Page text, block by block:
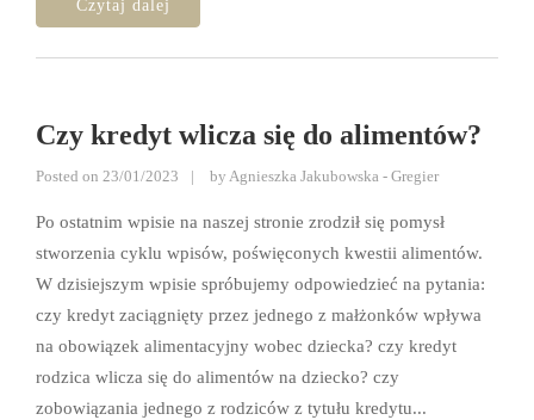
Czy kredyt wlicza się do alimentów?
Posted on 23/01/2023 by Agnieszka Jakubowska - Gregier
Po ostatnim wpisie na naszej stronie zrodził się pomysł
stworzenia cyklu wpisów, poświęconych kwestii alimentów.
W dzisiejszym wpisie spróbujemy odpowiedzieć na pytania:
czy kredyt zaciągnięty przez jednego z małżonków wpływa
na obowiązek alimentacyjny wobec dziecka? czy kredyt
rodzica wlicza się do alimentów na dziecko? czy
zobowiązania jednego z rodziców z tytułu kredytu...